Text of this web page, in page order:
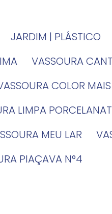
JARDIM | PLÁSTICO
VASSOURA
VASSOURA COLOR MAIS
LIMPA
MEU LAR
PIAÇAVA N°4